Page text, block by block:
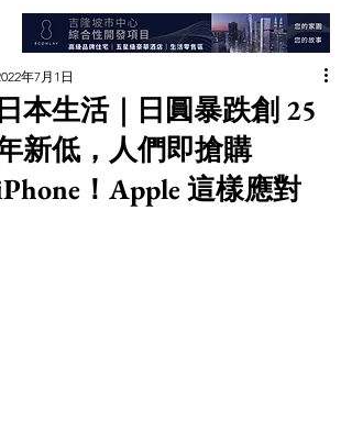
本生活｜日圓暴跌創 25
新低，人們即搶購
！Apple 這樣應對
年7月1日